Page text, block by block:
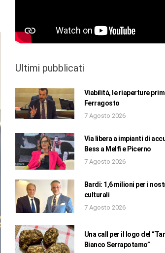
Ultimi pubblicati
Viabilità, le riaperture
Ferragosto
7 Agosto 2026
Via libera a impianti di
Bess a Melfi e Picerno
7 Agosto 2026
Bardi: 1,6 milioni per i
culturali
7 Agosto 2026
Una call per il logo del
Bianco Serrapotamo”